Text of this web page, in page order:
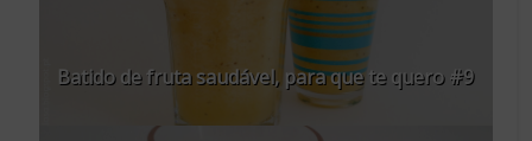
Batido de fruta saudável, para que te quero #9